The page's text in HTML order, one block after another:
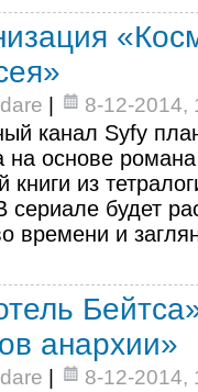
8-12-2014,
канал Syfy
на основе
из
будет
времени и
анархии»
8-12-2014,